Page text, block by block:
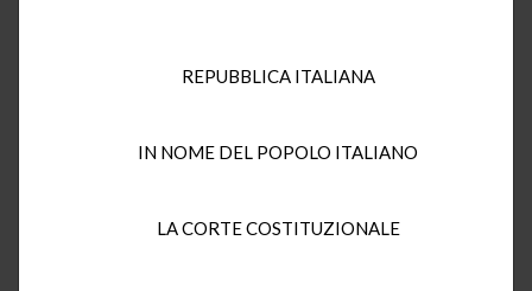
REPUBBLICA ITALIANA
IN NOME DEL POPOLO ITALIANO
LA CORTE COSTITUZIONALE